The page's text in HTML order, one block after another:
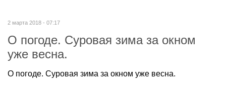
2 марта 2018 - 07:17
О погоде. Суровая зима за окном
уже весна.
О погоде. Суровая зима за окном уже весна.